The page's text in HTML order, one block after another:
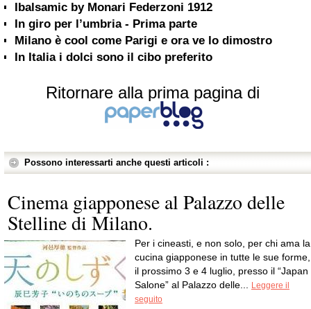
Ibalsamic by Monari Federzoni 1912
In giro per l’umbria - Prima parte
Milano è cool come Parigi e ora ve lo dimostro
In Italia i dolci sono il cibo preferito
Ritornare alla prima pagina di
Possono interessarti anche questi articoli :
Cinema giapponese al Palazzo delle
Stelline di Milano.
Per i cineasti, e non solo, per chi ama la
cucina giapponese in tutte le sue forme,
il prossimo 3 e 4 luglio, presso il “Japan
Salone” al Palazzo delle...
Leggere il
seguito